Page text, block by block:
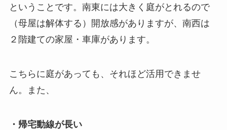
ということです。南東には大きく庭がとれるので
（母屋は解体する）開放感がありますが、南西は
２階建ての家屋・車庫があります。
こちらに庭があっても、それほど活用できませ
ん。また、
・帰宅動線が長い